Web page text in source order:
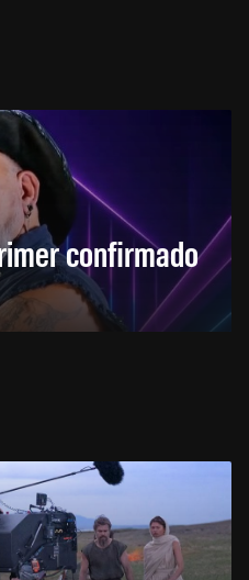
confirmado